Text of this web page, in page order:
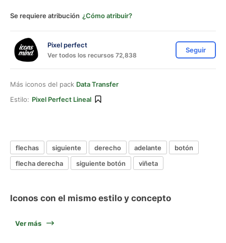
Se requiere atribución ¿Cómo atribuir?
Pixel perfect
Ver todos los recursos 72,838
Seguir
Más iconos del pack Data Transfer
Estilo: Pixel Perfect Lineal
flechas siguiente derecho adelante
botón
flecha derecha
siguiente botón viñeta
Iconos con el mismo estilo y concepto
Ver más